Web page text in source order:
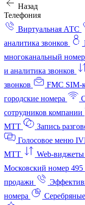
Назад
Телефония
Виртуальная АТС
аналитика звонков
многоканальный номер
и аналитика звонков
звонков
FMC SIM-
городские номера
сотрудников компании
МТТ
Запись
Голосовое меню
МТТ
Web-виджеты
Московский номер 495
продажи
номера